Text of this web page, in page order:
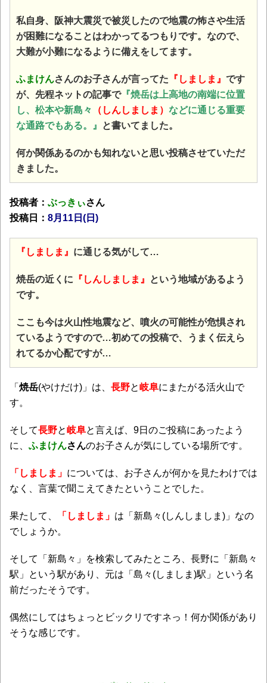
私自身、阪神大震災で被災したので地震の怖さや生活
が困難になることはわかってるつもりです。なので、
大難が小難になるように備えをしてます。
ふまけんさんのお子さんが言ってた 『しましま』 です
が、先程ネットの記事で『焼岳は上高地の南端に位置
し、松本や新島々
（しんしましま） などに通じる重要
な通路でもある。』
と書いてました。
何か関係あるのかも知れないと思い投稿させていただ
きました。
投稿者： ぶっきぃさん
投稿日： 8月11日(日)
『しましま』 に通じる気がして…
焼岳の近くに 『しんしましま』
という地域があるよう
です。
ここも今は火山性地震など、噴火の可能性が危惧され
ているようですので…初めての投稿で、うまく伝えら
れてるか心配ですが…
「 焼岳(やけだけ)」は、 長野と岐阜にまたがる活火山で
す。
そして長野と岐阜と言えば、9日のご投稿にあったよう
に、 ふまけんさんのお子さんが気にしている場所です。
「しましま」 については、お子さんが何かを見たわけでは
なく、言葉で聞こえてきたということでした。
果たして、 「しましま」 は「新島々(しんしましま)」なの
でしょうか。
そして「新島々」を検索してみたところ、長野に「新島々
駅」という駅があり、元は「島々(しましま)駅」という名
前だったそうです。
偶然にしてはちょっとビックリですネっ！何か関係があり
そうな感じです。